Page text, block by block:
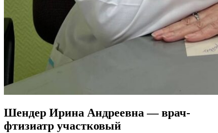
Шендер Ирина Андреевна — врач-
фтизиатр участковый